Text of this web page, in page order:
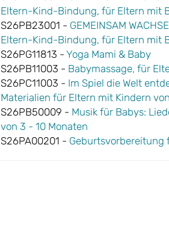
Eltern-Kind-Bindung, für Eltern mit
S26PB23001 - GEMEINSAM
Eltern-Kind-Bindung, für Eltern mit
S26PG11813 - Yoga Mami & Baby
S26PB11003 - Babymassage, für
S26PC11003 - Im Spiel die Welt
Materialien für Eltern mit Kindern
S26PB50009 - Musik für Babys:
von 3 - 10 Monaten
S26PA00201 - Geburtsvorbereitung